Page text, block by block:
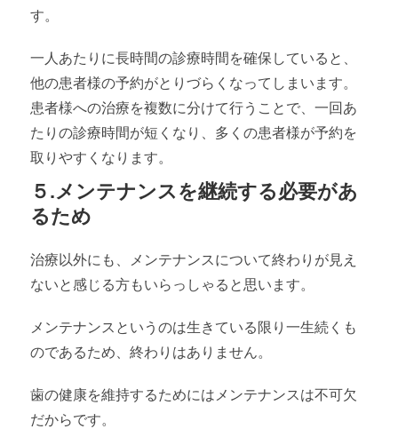
す。
一人あたりに長時間の診療時間を確保していると、
他の患者様の予約がとりづらくなってしまいます。
患者様への治療を複数に分けて行うことで、一回あ
たりの診療時間が短くなり、多くの患者様が予約を
取りやすくなります。
５.メンテナンスを継続する必要があ
るため
治療以外にも、メンテナンスについて終わりが見え
ないと感じる方もいらっしゃると思います。
メンテナンスというのは生きている限り一生続くも
のであるため、終わりはありません。
歯の健康を維持するためにはメンテナンスは不可欠
だからです。